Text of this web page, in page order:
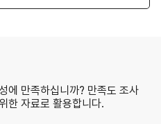
에 만족하십니까? 만족도 조사
한 자료로 활용합니다.